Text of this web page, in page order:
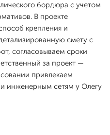
бордюра с учетом
В проекте
крепления и
смету с
согласовываем сроки
за проект —
привлекаем
инженерным сетям у Олегу